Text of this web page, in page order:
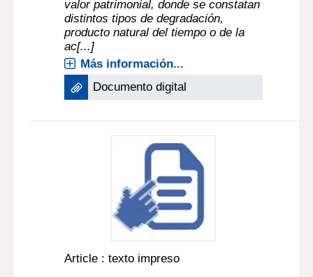
valor patrimonial, donde se constatan
distintos tipos de degradación,
producto natural del tiempo o de la
ac[...]
Más información...
Documento digital
Article : texto impreso